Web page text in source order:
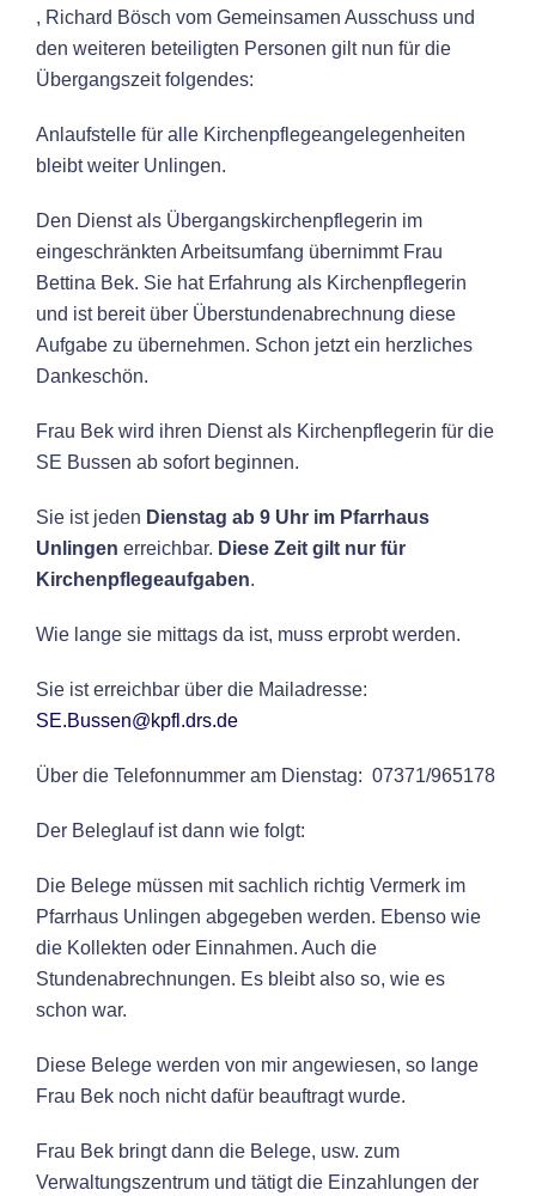
, Richard Bösch vom Gemeinsamen Ausschuss und
den weiteren beteiligten Personen gilt nun für die
Übergangszeit folgendes:
Anlaufstelle für alle Kirchenpflegeangelegenheiten
bleibt weiter Unlingen.
Den Dienst als Übergangskirchenpflegerin im
eingeschränkten Arbeitsumfang übernimmt Frau
Bettina Bek. Sie hat Erfahrung als Kirchenpflegerin
und ist bereit über Überstundenabrechnung diese
Aufgabe zu übernehmen. Schon jetzt ein herzliches
Dankeschön.
Frau Bek wird ihren Dienst als Kirchenpflegerin für die
SE Bussen ab sofort beginnen.
Sie ist jeden Dienstag ab 9 Uhr im Pfarrhaus
Unlingen erreichbar. Diese Zeit gilt nur für
Kirchenpflegeaufgaben.
Wie lange sie mittags da ist, muss erprobt werden.
Sie ist erreichbar über die Mailadresse:
SE.Bussen@kpfl.drs.de
Über die Telefonnummer am Dienstag: 07371/965178
Der Beleglauf ist dann wie folgt:
Die Belege müssen mit sachlich richtig Vermerk im
Pfarrhaus Unlingen abgegeben werden. Ebenso wie
die Kollekten oder Einnahmen. Auch die
Stundenabrechnungen. Es bleibt also so, wie es
schon war.
Diese Belege werden von mir angewiesen, so lange
Frau Bek noch nicht dafür beauftragt wurde.
Frau Bek bringt dann die Belege, usw. zum
Verwaltungszentrum und tätigt die Einzahlungen der